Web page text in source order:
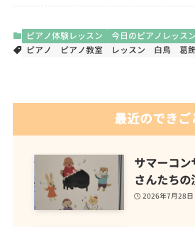
ピアノ体験レッスン
今日のピアノレッスン
ピアノ
ピアノ教室 レッスン 白鳥 葛
最近のできご
サマーコン
さんたちの
2026年7月28日